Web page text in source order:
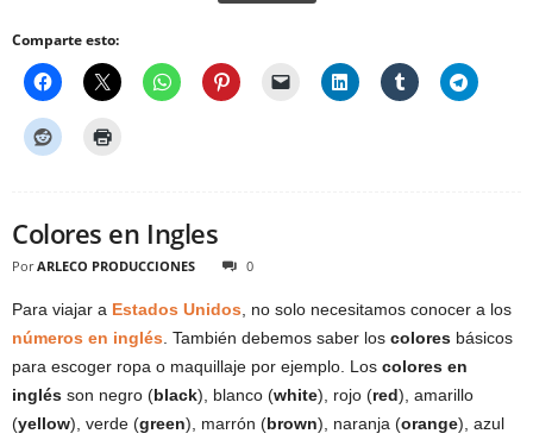
Comparte esto:
Colores en Ingles
Por ARLECO PRODUCCIONES 0
Para viajar a Estados Unidos , no solo necesitamos conocer a los
números en inglés . También debemos saber los colores básicos
para escoger ropa o maquillaje por ejemplo. Los colores en
inglés son negro (black), blanco (white), rojo (red), amarillo
(yellow), verde (green), marrón (brown), naranja (orange), azul